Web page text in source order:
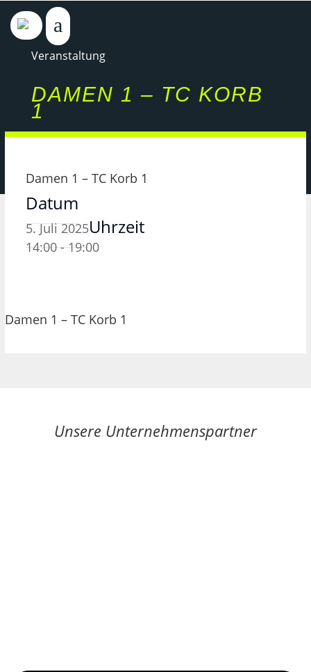
Veranstaltung
DAMEN 1 – TC KORB
1
Damen 1 – TC Korb 1
Datum
5. Juli 2025Uhrzeit
14:00 - 19:00
Damen 1 – TC Korb 1
Unsere Unternehmenspartner